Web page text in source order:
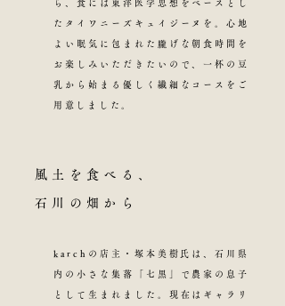
ら、食には東洋医学思想をベースとし
たタイワニーズキュイジーヌを。心地
よい眠気に包まれた朧げな朝食時間を
お楽しみいただきたいので、一杯の豆
乳から始まる優しく繊細なコースをご
用意しました。
風土を食べる、
石川の畑から
karchの店主・塚本美樹氏は、石川県
内の小さな集落「七黒」で農家の息子
として生まれました。現在はギャラリ